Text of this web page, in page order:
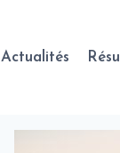
Actualités